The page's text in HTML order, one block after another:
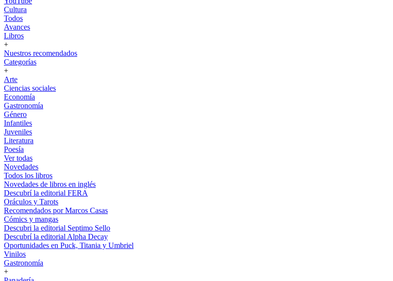
Cultura
Todos
Avances
Libros
+
Nuestros recomendados
Categorías
+
Arte
Ciencias sociales
Economía
Gastronomía
Género
Infantiles
Juveniles
Literatura
Poesía
Ver todas
Novedades
Todos los libros
Novedades de libros en inglés
Descubrí la editorial FERA
Oráculos y Tarots
Recomendados por Marcos Casas
Cómics y mangas
Descubri la editorial Septimo Sello
Descubrí la editorial Alpha Decay
Oportunidades en Puck, Titania y Umbriel
Vinilos
Gastronomía
+